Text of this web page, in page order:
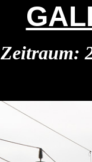
Zeitraum: